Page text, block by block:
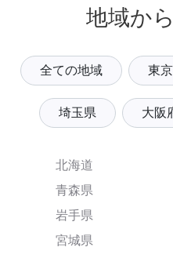
地域か
全ての地域 東
埼玉県 大阪
北海道
青森県
岩手県
宮城県